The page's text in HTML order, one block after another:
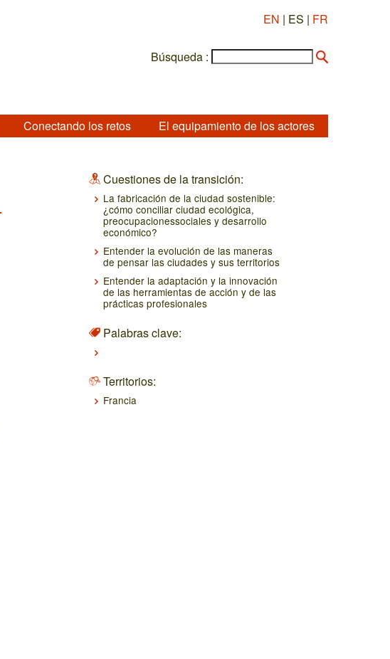
EN | ES | FR
Búsqueda :
Conectando los retos El equipamiento de los actores
Cuestiones de la transición:
La fabricación de la ciudad sostenible:
¿cómo conciliar ciudad ecológica,
preocupacionessociales y desarrollo
económico?
Entender la evolución de las maneras
de pensar las ciudades y sus territorios
Entender la adaptación y la innovación
de las herramientas de acción y de las
prácticas profesionales
Palabras clave:
Territorios:
Francia